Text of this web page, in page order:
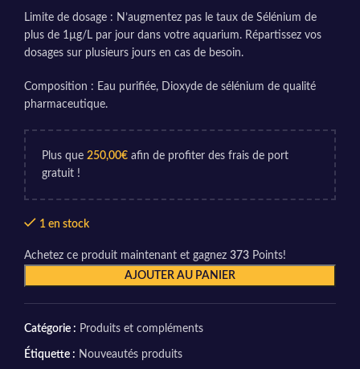
Limite de dosage : N’augmentez pas le taux de Sélénium de
plus de 1µg/L par jour dans votre aquarium. Répartissez vos
dosages sur plusieurs jours en cas de besoin.
Composition : Eau purifiée, Dioxyde de sélénium de qualité
pharmaceutique.
Plus que 250,00€ afin de profiter des frais de port
gratuit !
1 en stock
Achetez ce produit maintenant et gagnez 373 Points!
AJOUTER AU PANIER
Catégorie : Produits et compléments
Étiquette : Nouveautés produits